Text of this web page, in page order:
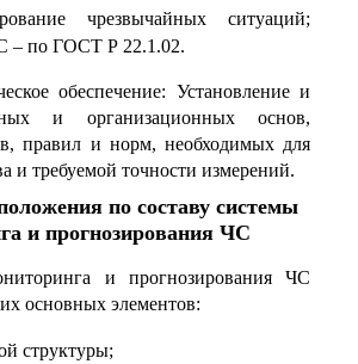
чрезвычайных ситуаций;
– по ГОСТ Р 22.1.02.
обеспечение: Установление и
и организационных основ,
правил и норм, необходимых для
и требуемой точности измерений.
по составу системы
и прогнозирования ЧС
и прогнозирования ЧС
основных элементов:
структуры;